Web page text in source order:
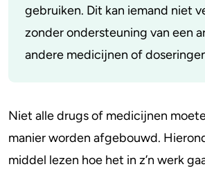
gebruiken. Dit kan iemand niet
zonder ondersteuning van een
andere medicijnen of
Niet alle drugs of medicijnen
manier worden afgebouwd.
middel lezen hoe het in z’n werk